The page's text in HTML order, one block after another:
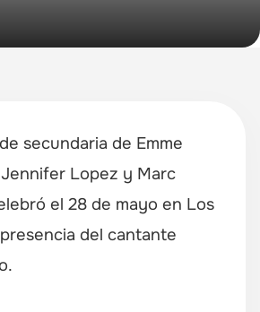
secundaria de Emme
Lopez y Marc
el 28 de mayo en Los
del cantante